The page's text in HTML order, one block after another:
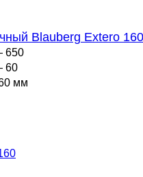
Blauberg Extero 160
650
60
мм